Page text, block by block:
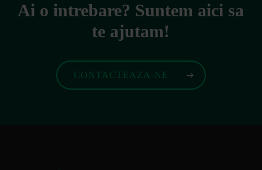
Ai o intrebare? Suntem aici sa
te ajutam!
CONTACTEAZA-NE